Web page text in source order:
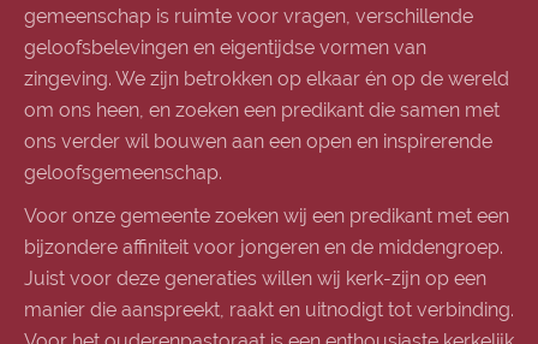
gemeenschap is ruimte voor vragen, verschillende
geloofsbelevingen en eigentijdse vormen van
zingeving. We zijn betrokken op elkaar én op de wereld
om ons heen, en zoeken een predikant die samen met
ons verder wil bouwen aan een open en inspirerende
geloofsgemeenschap.
Voor onze gemeente zoeken wij een predikant met een
bijzondere affiniteit voor jongeren en de middengroep.
Juist voor deze generaties willen wij kerk-zijn op een
manier die aanspreekt, raakt en uitnodigt tot verbinding.